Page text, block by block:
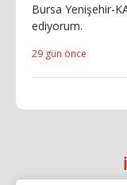
Bursa Yenişehir-
ediyorum.
29 gün önce